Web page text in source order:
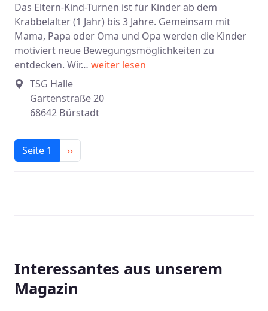
Das Eltern-Kind-Turnen ist für Kinder ab dem
Krabbelalter (1 Jahr) bis 3 Jahre. Gemeinsam mit
Mama, Papa oder Oma und Opa werden die Kinder
motiviert neue Bewegungsmöglichkeiten zu
entdecken. Wir… weiter lesen
TSG Halle
Gartenstraße 20
68642 Bürstadt
Seitennummerierung
Seite 1 Nächste Seite
››
Interessantes aus unserem
Magazin